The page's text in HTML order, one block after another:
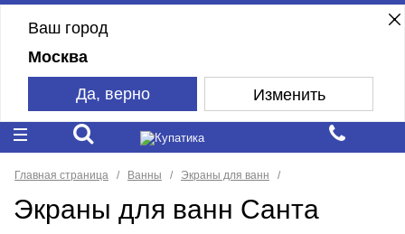
Ваш город
Москва
Да, верно Изменить
Главная страница Ванны Экраны для ванн
Экраны для ванн Санта